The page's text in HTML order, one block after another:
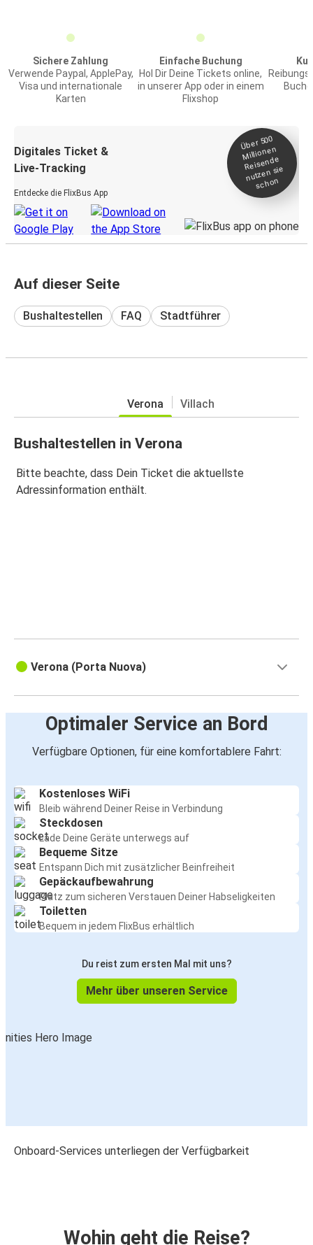
Sichere Zahlung
Verwende Paypal, ApplePay,
Visa und internationale
Karten
Einfache Buchung
Hol Dir Deine Tickets online,
in unserer App oder in einem
Flixshop
Digitales Ticket &
Live-Tracking
Entdecke die FlixBus App
Über 500
Millionen
Reisende
nutzen sie
schon
Auf dieser Seite
Bushaltestellen FAQ Stadtführer
Verona Villach
Bushaltestellen in Verona
Bitte beachte, dass Dein Ticket die aktuellste
Adressinformation enthält.
Verona (Porta Nuova)
Optimaler Service an Bord
Verfügbare Optionen, für eine komfortablere Fahrt:
Kostenloses WiFi
Bleib während Deiner Reise in Verbindung
Steckdosen
Lade Deine Geräte unterwegs auf
Bequeme Sitze
Entspann Dich mit zusätzlicher Beinfreiheit
Gepäckaufbewahrung
Platz zum sicheren Verstauen Deiner Habseligkeiten
Toiletten
Bequem in jedem FlixBus erhältlich
Du reist zum ersten Mal mit uns?
Mehr über unseren Service
Onboard-Services unterliegen der Verfügbarkeit
Wohin geht die Reise?